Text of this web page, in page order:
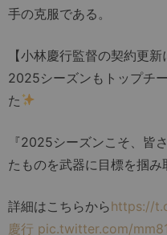
手の克服である。
【小林慶行監督の契約更新
2025シーズンもトップチ
た
『2025シーズンこそ、皆
たものを武器に目標を掴み
詳細はこちらからhttps://
慶行 pic.twitter.com/